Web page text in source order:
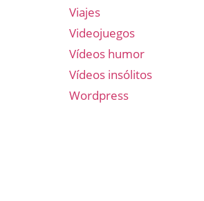
Viajes
Videojuegos
Vídeos humor
Vídeos insólitos
Wordpress